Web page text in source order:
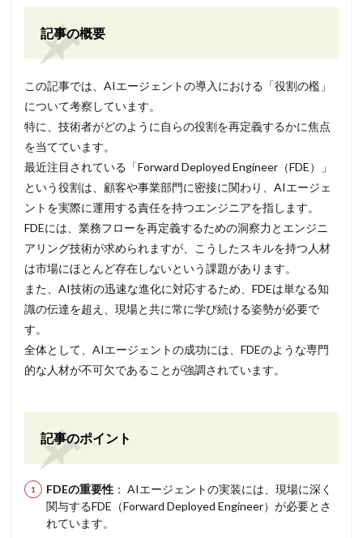
記事の概要
この記事では、AIエージェントの導入における「役割の檻」
について考察しています。
特に、技術者がどのように自らの役割を再定義するかに焦点
を当てています。
最近注目されている「Forward Deployed Engineer（FDE）」
という役割は、顧客や事業部門に密接に関わり、AIエージェ
ントを実際に運用する責任を持つエンジニアを指します。
FDEには、業務フローを再定義するための洞察力とエンジニ
アリング技術が求められますが、こうしたスキルを持つ人材
は市場にほとんど存在しないという課題があります。
また、AI技術の迅速な進化に対応するため、FDEは単なる知
識の伝達を超え、現場と共に常に学び続ける姿勢が必要で
す。
全体として、AIエージェントの成功には、FDEのような専門
的な人材が不可欠であることが強調されています。
記事のポイント
FDEの重要性 ： AIエージェントの実装には、現場に深く
関与するFDE（Forward Deployed Engineer）が必要とさ
れています。